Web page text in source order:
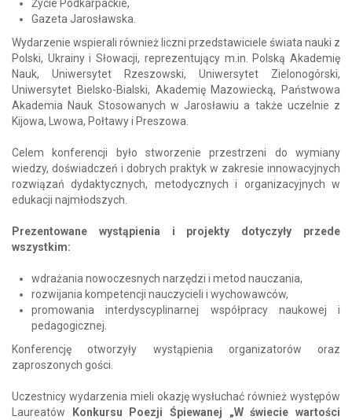
Życie Podkarpackie,
Gazeta Jarosławska.
Wydarzenie wspierali również liczni przedstawiciele świata nauki z
Polski, Ukrainy i Słowacji, reprezentujący m.in. Polską Akademię
Nauk, Uniwersytet Rzeszowski, Uniwersytet Zielonogórski,
Uniwersytet Bielsko-Bialski, Akademię Mazowiecką, Państwowa
Akademia Nauk Stosowanych w Jarosławiu a także uczelnie z
Kijowa, Lwowa, Połtawy i Preszowa.
Celem konferencji było stworzenie przestrzeni do wymiany
wiedzy, doświadczeń i dobrych praktyk w zakresie innowacyjnych
rozwiązań dydaktycznych, metodycznych i organizacyjnych w
edukacji najmłodszych.
Prezentowane wystąpienia i projekty dotyczyły przede
wszystkim:
wdrażania nowoczesnych narzędzi i metod nauczania,
rozwijania kompetencji nauczycieli i wychowawców,
promowania interdyscyplinarnej współpracy naukowej i
pedagogicznej.
Konferencję otworzyły wystąpienia organizatorów oraz
zaproszonych gości.
Uczestnicy wydarzenia mieli okazję wysłuchać również występów
Laureatów Konkursu Poezji Śpiewanej „W świecie wartości